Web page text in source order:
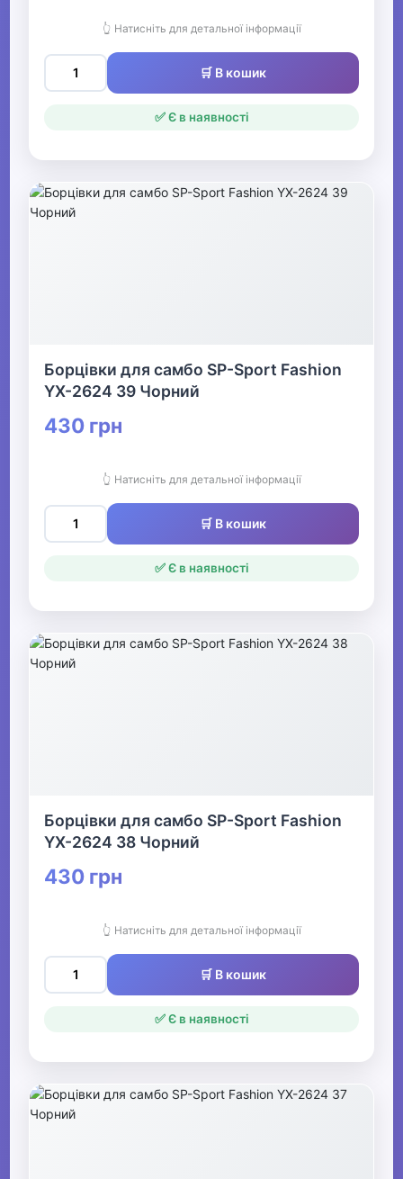
👆 Натисніть для детальної інформації
🛒 В кошик
✅ Є в наявності
Борцівки для самбо SP-Sport Fashion
YX-2624 39 Чорний
430 грн
👆 Натисніть для детальної інформації
🛒 В кошик
✅ Є в наявності
Борцівки для самбо SP-Sport Fashion
YX-2624 38 Чорний
430 грн
👆 Натисніть для детальної інформації
🛒 В кошик
✅ Є в наявності